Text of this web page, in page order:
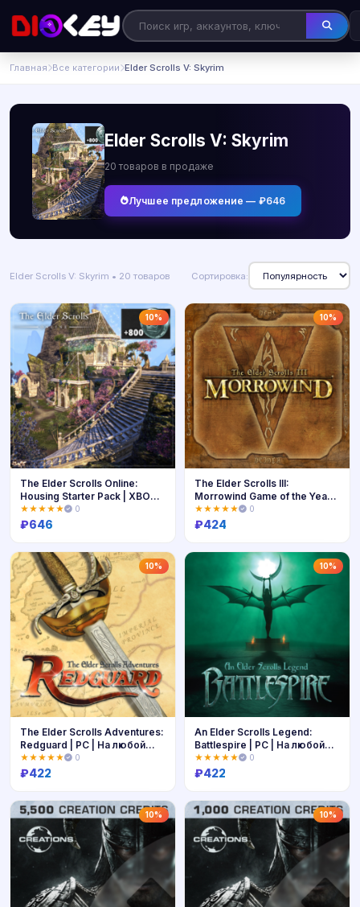
Главная Все категории Elder Scrolls V: Skyrim
Elder Scrolls V: Skyrim
20 товаров в продаже
Лучшее предложение — ₽646
Elder Scrolls V: Skyrim • 20 товаров Сортировка:
10%
Купить
The Elder Scrolls Online:
Housing Starter Pack | XBOX |
На любой аккаунт
★★★★★ 0
₽646
10%
Купить
The Elder Scrolls III:
Morrowind Game of the Year
Edition (PC) | PC | На любой
аккаун
★★★★★ 0
₽424
10%
Купить
The Elder Scrolls Adventures:
Redguard | PC | На любой
аккаунт
★★★★★ 0
₽422
10%
Купить
An Elder Scrolls Legend:
Battlespire | PC | На любой
аккаунт
★★★★★ 0
₽422
10% 10%